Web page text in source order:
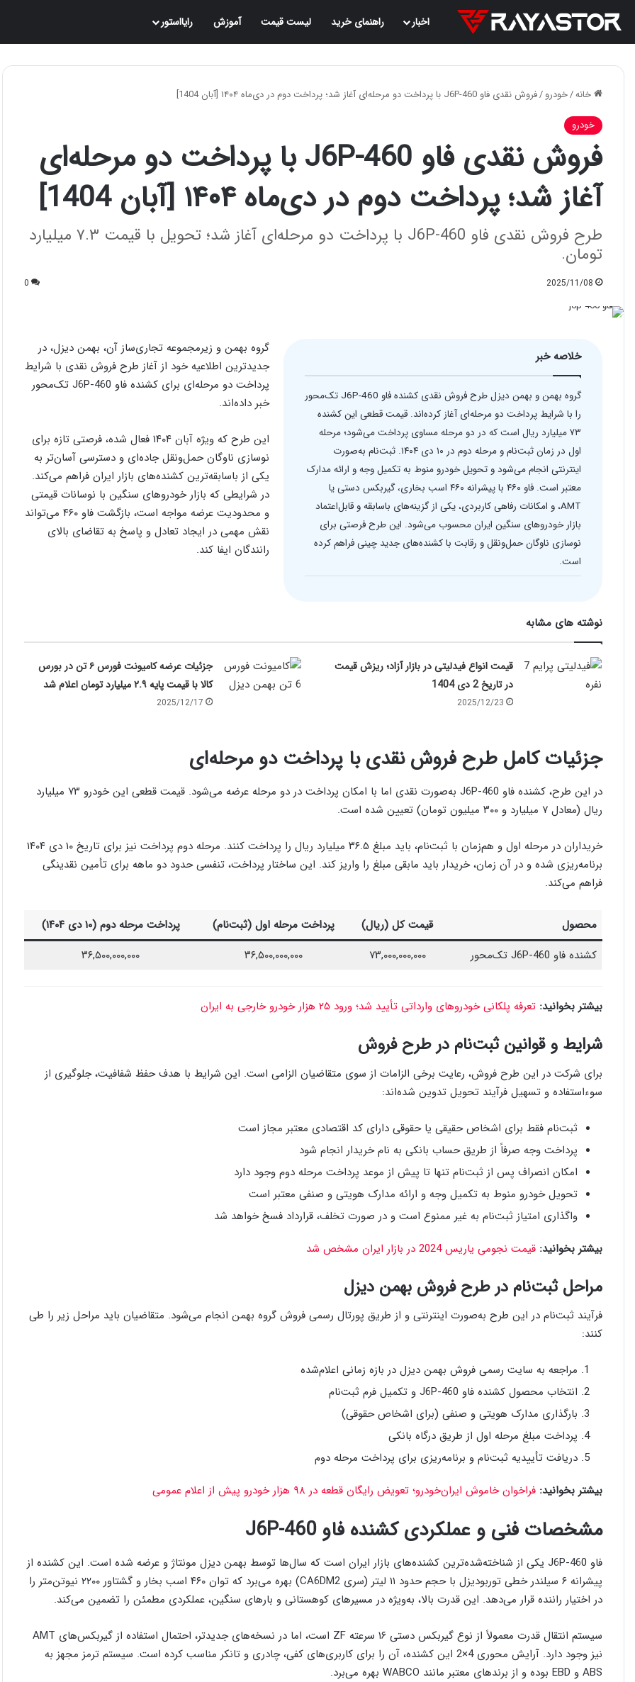
اخبار راهنمای خرید لیست قیمت آموزش رایااستور
خانه/خودرو/فروش نقدی فاو J6P-460 با پرداخت دو مرحله‌ای آغاز شد؛ پرداخت دوم در دی‌ماه ۱۴۰۴ [آبان 1404]
خودرو
فروش نقدی فاو J6P-460 با پرداخت دو مرحله‌ای
آغاز شد؛ پرداخت دوم در دی‌ماه ۱۴۰۴ [آبان 1404]
طرح فروش نقدی فاو J6P-460 با پرداخت دو مرحله‌ای آغاز شد؛ تحویل با قیمت ۷.۳ میلیارد
تومان.
2025/11/08
0
خلاصه خبر
گروه بهمن و بهمن دیزل طرح فروش نقدی کشنده فاو J6P-460 تک‌محور
را با شرایط پرداخت دو مرحله‌ای آغاز کرده‌اند. قیمت قطعی این کشنده
۷۳ میلیارد ریال است که در دو مرحله مساوی پرداخت می‌شود؛ مرحله
اول در زمان ثبت‌نام و مرحله دوم در ۱۰ دی ۱۴۰۴. ثبت‌نام به‌صورت
اینترنتی انجام می‌شود و تحویل خودرو منوط به تکمیل وجه و ارائه مدارک
معتبر است. فاو ۴۶۰ با پیشرانه ۴۶۰ اسب بخاری، گیربکس دستی یا
AMT، و امکانات رفاهی کاربردی، یکی از گزینه‌های باسابقه و قابل‌اعتماد
بازار خودروهای سنگین ایران محسوب می‌شود. این طرح فرصتی برای
نوسازی ناوگان حمل‌ونقل و رقابت با کشنده‌های جدید چینی فراهم کرده
است.
گروه بهمن و زیرمجموعه تجاری‌ساز آن، بهمن دیزل، در
جدیدترین اطلاعیه خود از آغاز طرح فروش نقدی با شرایط
پرداخت دو مرحله‌ای برای کشنده فاو J6P-460 تک‌محور
خبر داده‌اند.
این طرح که ویژه آبان ۱۴۰۴ فعال شده، فرصتی تازه برای
نوسازی ناوگان حمل‌ونقل جاده‌ای و دسترسی آسان‌تر به
یکی از باسابقه‌ترین کشنده‌های بازار ایران فراهم می‌کند.
در شرایطی که بازار خودروهای سنگین با نوسانات قیمتی
و محدودیت عرضه مواجه است، بازگشت فاو ۴۶۰ می‌تواند
نقش مهمی در ایجاد تعادل و پاسخ به تقاضای بالای
رانندگان ایفا کند.
نوشته های مشابه
قیمت انواع فیدلیتی در بازار آزاد؛ ریزش قیمت
در تاریخ 2 دی 1404
2025/12/23
جزئیات عرضه کامیونت فورس ۶ تن در بورس
کالا با قیمت پایه ۲.۹ میلیارد تومان اعلام شد
2025/12/17
جزئیات کامل طرح فروش نقدی با پرداخت دو مرحله‌ای
در این طرح، کشنده فاو J6P-460 به‌صورت نقدی اما با امکان پرداخت در دو مرحله عرضه می‌شود. قیمت قطعی این خودرو ۷۳ میلیارد
ریال (معادل ۷ میلیارد و ۳۰۰ میلیون تومان) تعیین شده است.
خریداران در مرحله اول و هم‌زمان با ثبت‌نام، باید مبلغ ۳۶.۵ میلیارد ریال را پرداخت کنند. مرحله دوم پرداخت نیز برای تاریخ ۱۰ دی ۱۴۰۴
برنامه‌ریزی شده و در آن زمان، خریدار باید مابقی مبلغ را واریز کند. این ساختار پرداخت، تنفسی حدود دو ماهه برای تأمین نقدینگی
فراهم می‌کند.
محصول قیمت کل (ریال) پرداخت مرحله اول (ثبت‌نام)
پرداخت مرحله دوم (۱۰ دی ۱۴۰۴)
کشنده فاو J6P-460 تک‌محور
۷۳,۰۰۰,۰۰۰,۰۰۰ ۳۶,۵۰۰,۰۰۰,۰۰۰ ۳۶,۵۰۰,۰۰۰,۰۰۰
بیشتر بخوانید: تعرفه پلکانی خودروهای وارداتی تأیید شد؛ ورود ۲۵ هزار خودرو خارجی به ایران
شرایط و قوانین ثبت‌نام در طرح فروش
برای شرکت در این طرح فروش، رعایت برخی الزامات از سوی متقاضیان الزامی است. این شرایط با هدف حفظ شفافیت، جلوگیری از
سوءاستفاده و تسهیل فرآیند تحویل تدوین شده‌اند:
ثبت‌نام فقط برای اشخاص حقیقی یا حقوقی دارای کد اقتصادی معتبر مجاز است
پرداخت وجه صرفاً از طریق حساب بانکی به نام خریدار انجام شود
امکان انصراف پس از ثبت‌نام تنها تا پیش از موعد پرداخت مرحله دوم وجود دارد
تحویل خودرو منوط به تکمیل وجه و ارائه مدارک هویتی و صنفی معتبر است
واگذاری امتیاز ثبت‌نام به غیر ممنوع است و در صورت تخلف، قرارداد فسخ خواهد شد
بیشتر بخوانید: قیمت نجومی یاریس 2024 در بازار ایران مشخص شد
مراحل ثبت‌نام در طرح فروش بهمن دیزل
فرآیند ثبت‌نام در این طرح به‌صورت اینترنتی و از طریق پورتال رسمی فروش گروه بهمن انجام می‌شود. متقاضیان باید مراحل زیر را طی
کنند:
مراجعه به سایت رسمی فروش بهمن دیزل در بازه زمانی اعلام‌شده
انتخاب محصول کشنده فاو J6P-460 و تکمیل فرم ثبت‌نام
بارگذاری مدارک هویتی و صنفی (برای اشخاص حقوقی)
پرداخت مبلغ مرحله اول از طریق درگاه بانکی
دریافت تأییدیه ثبت‌نام و برنامه‌ریزی برای پرداخت مرحله دوم
بیشتر بخوانید: فراخوان خاموش ایران‌خودرو؛ تعویض رایگان قطعه در ۹۸ هزار خودرو پیش از اعلام عمومی
مشخصات فنی و عملکردی کشنده فاو J6P-460
فاو J6P-460 یکی از شناخته‌شده‌ترین کشنده‌های بازار ایران است که سال‌ها توسط بهمن دیزل مونتاژ و عرضه شده است. این کشنده از
پیشرانه ۶ سیلندر خطی توربودیزل با حجم حدود ۱۱ لیتر (سری CA6DM2) بهره می‌برد که توان ۴۶۰ اسب بخار و گشتاور ۲۲۰۰ نیوتن‌متر را
در اختیار راننده قرار می‌دهد. این قدرت بالا، به‌ویژه در مسیرهای کوهستانی و بارهای سنگین، عملکردی مطمئن را تضمین می‌کند.
سیستم انتقال قدرت معمولاً از نوع گیربکس دستی ۱۶ سرعته ZF است، اما در نسخه‌های جدیدتر، احتمال استفاده از گیربکس‌های AMT
نیز وجود دارد. آرایش محوری 4×2 این کشنده، آن را برای کاربری‌های کفی، چادری و تانکر مناسب کرده است. سیستم ترمز مجهز به
ABS و EBD بوده و از برندهای معتبر مانند WABCO بهره می‌برد.